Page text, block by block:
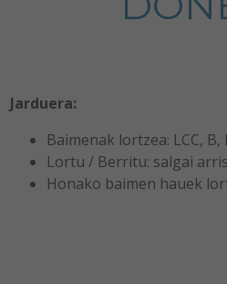
Jarduera:
Baimenak lortzea: LCC, B,
Lortu / Berritu: salgai
Honako baimen hauek